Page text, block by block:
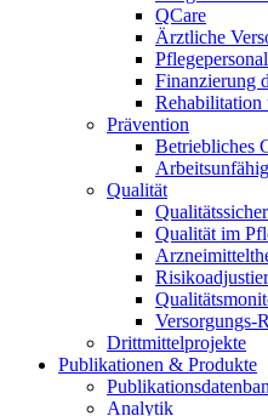
QCare
Ärztliche
Finanzierung
Rehabilitation
Prävention
Betriebliches
Qualität
Qualität im
Versorgungs-
Drittmittelprojekte
Publikationen & Produkte
Analytik